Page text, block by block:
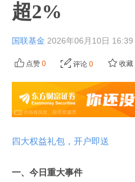
超2%
国联基金 2026年06月10日 16:39
点赞 0 评论 0 收藏
四大权益礼包，开户即送
一、今日重大事件